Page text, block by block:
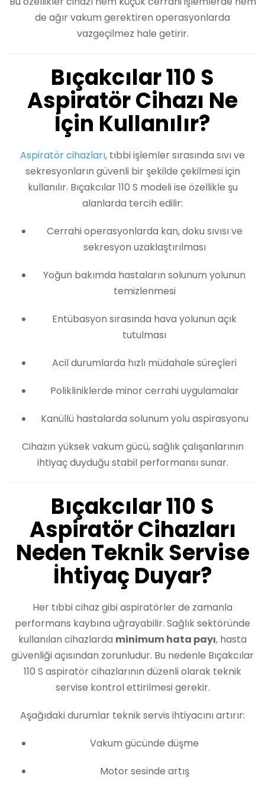
de ağır vakum gerektiren operasyonlarda
vazgeçilmez hale getirir.
Bıçakcılar 110 S
Aspiratör Cihazı Ne
İçin Kullanılır?
Aspiratör cihazları, tıbbi işlemler sırasında sıvı ve
sekresyonların güvenli bir şekilde çekilmesi için
kullanılır. Bıçakcılar 110 S modeli ise özellikle şu
alanlarda tercih edilir:
Cerrahi operasyonlarda kan, doku sıvısı ve
sekresyon uzaklaştırılması
Yoğun bakımda hastaların solunum yolunun
temizlenmesi
Entübasyon sırasında hava yolunun açık
tutulması
Acil durumlarda hızlı müdahale süreçleri
Polikliniklerde minor cerrahi uygulamalar
Kanüllü hastalarda solunum yolu aspirasyonu
Cihazın yüksek vakum gücü, sağlık çalışanlarının
ihtiyaç duyduğu stabil performansı sunar.
Bıçakcılar 110 S
Aspiratör Cihazları
Neden Teknik Servise
İhtiyaç Duyar?
Her tıbbi cihaz gibi aspiratörler de zamanla
performans kaybına uğrayabilir. Sağlık sektöründe
kullanılan cihazlarda minimum hata payı, hasta
güvenliği açısından zorunludur. Bu nedenle Bıçakcılar
110 S aspiratör cihazlarının düzenli olarak teknik
servise kontrol ettirilmesi gerekir.
Aşağıdaki durumlar teknik servis ihtiyacını artırır:
Vakum gücünde düşme
Motor sesinde artış